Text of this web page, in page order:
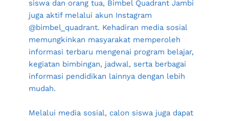
siswa dan orang tua, Bimbel Quadrant Jambi
juga aktif melalui akun Instagram
@bimbel_quadrant. Kehadiran media sosial
memungkinkan masyarakat memperoleh
informasi terbaru mengenai program belajar,
kegiatan bimbingan, jadwal, serta berbagai
informasi pendidikan lainnya dengan lebih
mudah.
Melalui media sosial, calon siswa juga dapat